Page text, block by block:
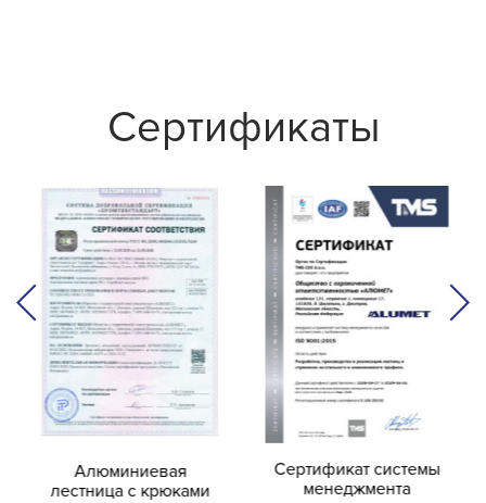
Сертификаты
Алюминиевая
лестница с крюками
Сертификат системы
менеджмента